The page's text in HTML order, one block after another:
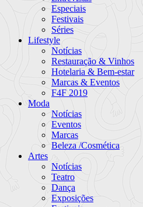
Especiais
Festivais
Séries
Lifestyle
Notícias
Restauração & Vinhos
Hotelaria & Bem-estar
Marcas & Eventos
F4F 2019
Moda
Notícias
Eventos
Marcas
Beleza /Cosmética
Artes
Notícias
Teatro
Dança
Exposições